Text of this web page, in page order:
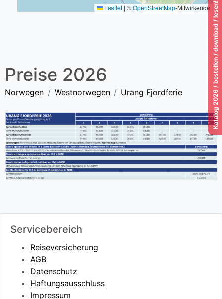
Katalog 2026 / bestellen / download / lesen!
Leaflet | ©OpenStreetMap-Mitwirkende
Preise 2026
Norwegen Westnorwegen Urang Fjordferie
Servicebereich
Reiseversicherung
AGB
Datenschutz
Haftungsausschluss
Impressum